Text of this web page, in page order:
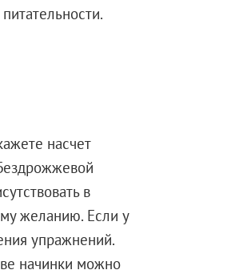
насчет
в
желанию. Если у
упражнений.
начинки можно